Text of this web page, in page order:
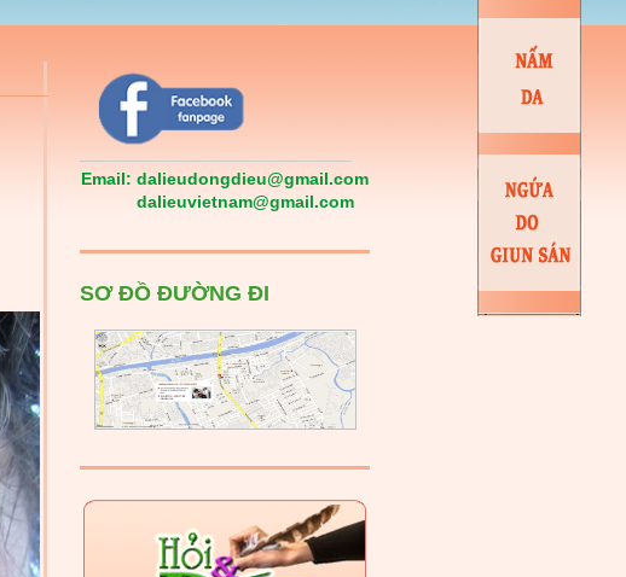
Email: dalieudongdieu@gmail.com
dalieuvietnam@gmail.com
SƠ ĐỒ ĐƯỜNG ĐI